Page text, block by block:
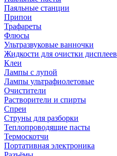
Паяльные станции
Припои
Трафареты
Флюсы
Ультразвуковые ванночки
Жидкости для очистки дисплеев
Клеи
Лампы с лупой
Лампы ультрафиолетовые
Очистители
Растворители и спирты
Спреи
Струны для разборки
Теплопроводящие пасты
Термоскотчи
Портативная электроника